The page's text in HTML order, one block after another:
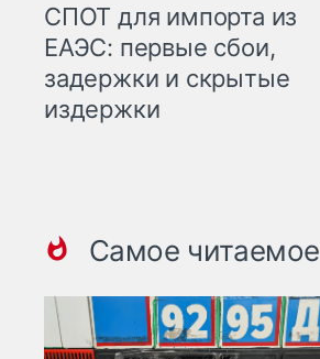
СПОТ для импорта из
ЕАЭС: первые сбои,
задержки и скрытые
издержки
Самое читаемое